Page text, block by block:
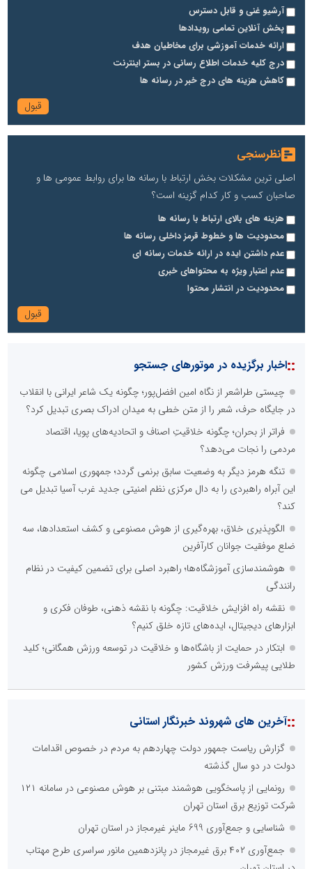
آرشیو غنی و قابل دسترس
پخش آنلاین تمامی رویدادها
ارائه خدمات آموزشی برای مخاطیان هدف
درج کلیه خدمات اطلاع رسانی در بستر اینترنت
کاهش هزینه های درج خبر در رسانه ها
نظرسنجی
اصلی ترین مشکلات بخش ارتباط با رسانه ها برای روابط عمومی ها و
صاحبان کسب و کار کدام گزینه است؟
هزینه های بالای ارتباط با رسانه ها
محدودیت ها و خطوط قرمز داخلی رسانه ها
عدم داشتن ایده در ارائه خدمات رسانه ای
عدم اعتبار ویژه به محتواهای خبری
محدودیت در انتشار محتوا
::اخبار برگزیده در موتورهای جستجو
چیستی طراشعر از نگاه امین افضل‌پور؛ چگونه یک شاعر ایرانی با انقلاب
در جایگاه حرف، شعر را از متن خطی به میدان ادراک بصری تبدیل کرد؟
فراتر از بحران؛ چگونه خلاقیتِ اصناف و اتحادیه‌های پویا، اقتصاد
مردمی را نجات می‌دهد؟
تنگه هرمز دیگر به وضعیت سابق برنمی گردد؛ جمهوری اسلامی چگونه
این آبراه راهبردی را به دال مرکزی نظم امنیتی جدید غرب آسیا تبدیل می
کند؟
الگوپذیری خلاق، بهره‌گیری از هوش مصنوعی و کشف استعدادها، سه
ضلع موفقیت جوانان کارآفرین
هوشمندسازی آموزشگاه‌ها؛ راهبرد اصلی برای تضمین کیفیت در نظام
رانندگی
نقشه راه افزایش خلاقیت: چگونه با نقشه ذهنی، طوفان فکری و
ابزارهای دیجیتال، ایده‌های تازه خلق کنیم؟
ابتکار در حمایت از باشگاه‌ها و خلاقیت در توسعه ورزش همگانی؛ کلید
طلایی پیشرفت ورزش کشور
::آخرین های شهروند خبرنگار استانی
گزارش ریاست جمهور دولت چهاردهم به مردم در خصوص اقدامات
دولت در دو سال گذشته
رونمایی از پاسخگویی هوشمند مبتنی بر هوش مصنوعی در سامانه ۱۲۱
شرکت توزیع برق استان تهران
شناسایی و جمع‌آوری 699 ماینر غیرمجاز در استان تهران
جمع‌آوری ۴۰۲ برق غیرمجاز در پانزدهمین مانور سراسری طرح مهتاب